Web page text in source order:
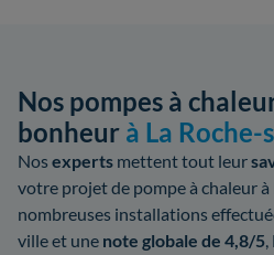
Nos pompes à
bonheur à La Roche-
Nos experts mettent tout leur
votre projet de pompe à chaleur à
nombreuses installations
ville et une note globale de 4,8/5